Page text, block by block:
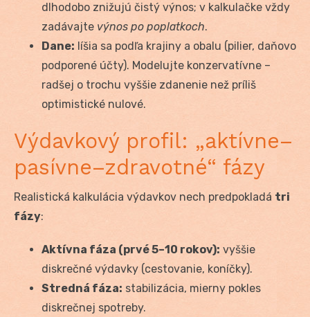
dlhodobo znižujú čistý výnos; v kalkulačke vždy
zadávajte výnos po poplatkoch.
Dane: líšia sa podľa krajiny a obalu (pilier, daňovo
podporené účty). Modelujte konzervatívne –
radšej o trochu vyššie zdanenie než príliš
optimistické nulové.
Výdavkový profil: „aktívne–
pasívne–zdravotné“ fázy
Realistická kalkulácia výdavkov nech predpokladá tri
fázy:
Aktívna fáza (prvé 5–10 rokov): vyššie
diskrečné výdavky (cestovanie, koníčky).
Stredná fáza: stabilizácia, mierny pokles
diskrečnej spotreby.